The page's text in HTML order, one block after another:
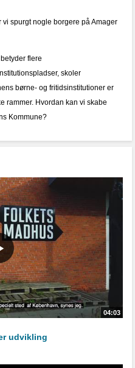
spurgt nogle borgere på Amager
flere
skoler
børne- og fritidsinstitutioner er
rammer. Hvordan kan vi skabe
Kommune?
04:03
udvikling